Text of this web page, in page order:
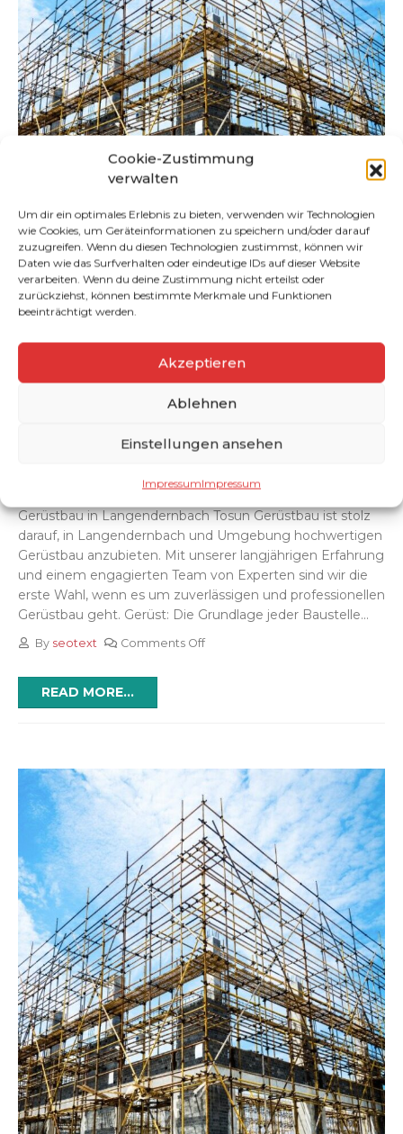
Cookie-Zustimmung
verwalten
Um dir ein optimales Erlebnis zu bieten, verwenden wir Technologien
wie Cookies, um Geräteinformationen zu speichern und/oder darauf
zuzugreifen. Wenn du diesen Technologien zustimmst, können wir
Daten wie das Surfverhalten oder eindeutige IDs auf dieser Website
verarbeiten. Wenn du deine Zustimmung nicht erteilst oder
zurückziehst, können bestimmte Merkmale und Funktionen
beeinträchtigt werden.
Akzeptieren
Ablehnen
Einstellungen ansehen
ImpressumImpressum
Gerüstbau in
Gerüstbau in Langendernbach Tosun Gerüstbau ist stolz
darauf, in Langendernbach und Umgebung hochwertigen
Gerüstbau anzubieten. Mit unserer langjährigen Erfahrung
und einem engagierten Team von Experten sind wir die
erste Wahl, wenn es um zuverlässigen und professionellen
Gerüstbau geht. Gerüst: Die Grundlage jeder Baustelle...
By seotext Comments Off
READ MORE...